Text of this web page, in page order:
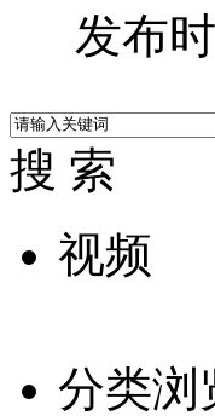
发布
搜 索
视频
分类浏